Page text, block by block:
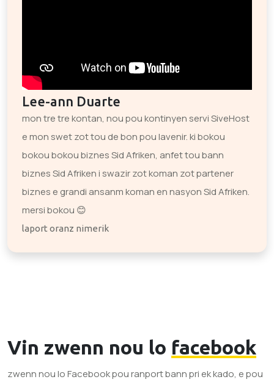
Lee-ann Duarte
mon tre tre kontan, nou pou kontinyen servi SiveHost
e mon swet zot tou de bon pou lavenir. ki bokou
bokou bokou biznes Sid Afriken, anfet tou bann
biznes Sid Afriken i swazir zot koman zot partener
biznes e grandi ansanm koman en nasyon Sid Afriken.
mersi bokou 😊
laport oranz nimerik
Vin zwenn nou lo facebook
zwenn nou lo Facebook pou ranport bann pri ek kado, e pou